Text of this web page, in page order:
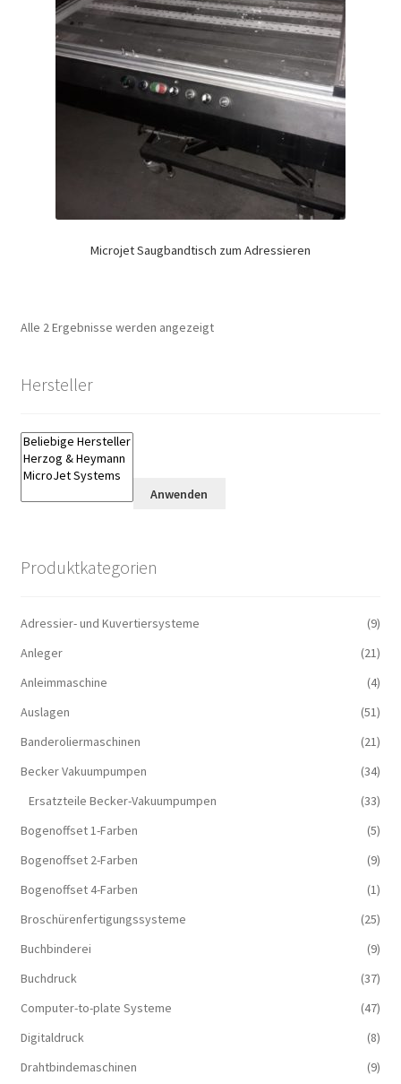
Microjet Saugbandtisch zum Adressieren
Alle 2 Ergebnisse werden angezeigt
Hersteller
Anwenden
Produktkategorien
Adressier- und Kuvertiersysteme
(9)
Anleger
(21)
Anleimmaschine
(4)
Auslagen
(51)
Banderoliermaschinen
(21)
Becker Vakuumpumpen
(34)
Ersatzteile Becker-Vakuumpumpen
(33)
Bogenoffset 1-Farben
(5)
Bogenoffset 2-Farben
(9)
Bogenoffset 4-Farben
(1)
Broschürenfertigungssysteme
(25)
Buchbinderei
(9)
Buchdruck
(37)
Computer-to-plate Systeme
(47)
Digitaldruck
(8)
Drahtbindemaschinen
(9)